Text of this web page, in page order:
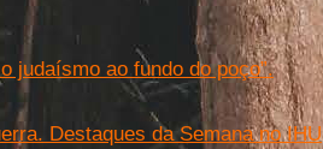
judaísmo ao fundo do poço”.
Destaques da Semana no IHU